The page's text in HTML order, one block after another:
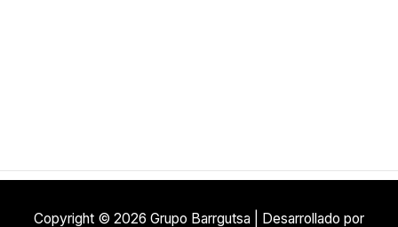
Copyright © 2026 Grupo Barrgutsa | Desarrollado por